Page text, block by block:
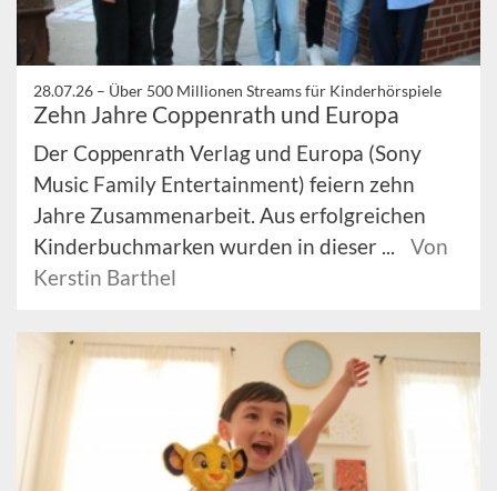
28.07.26 – Über 500 Millionen Streams für Kinderhörspiele
Zehn Jahre Coppenrath und Europa
Der Coppenrath Verlag und Europa (Sony
Music Family Entertainment) feiern zehn
Jahre Zusammenarbeit. Aus erfolgreichen
Kinderbuchmarken wurden in dieser ...
Von
Kerstin Barthel